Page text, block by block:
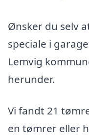
Ønsker du selv
speciale i
Lemvig
herunder.
Vi fandt 21
en tømrer eller